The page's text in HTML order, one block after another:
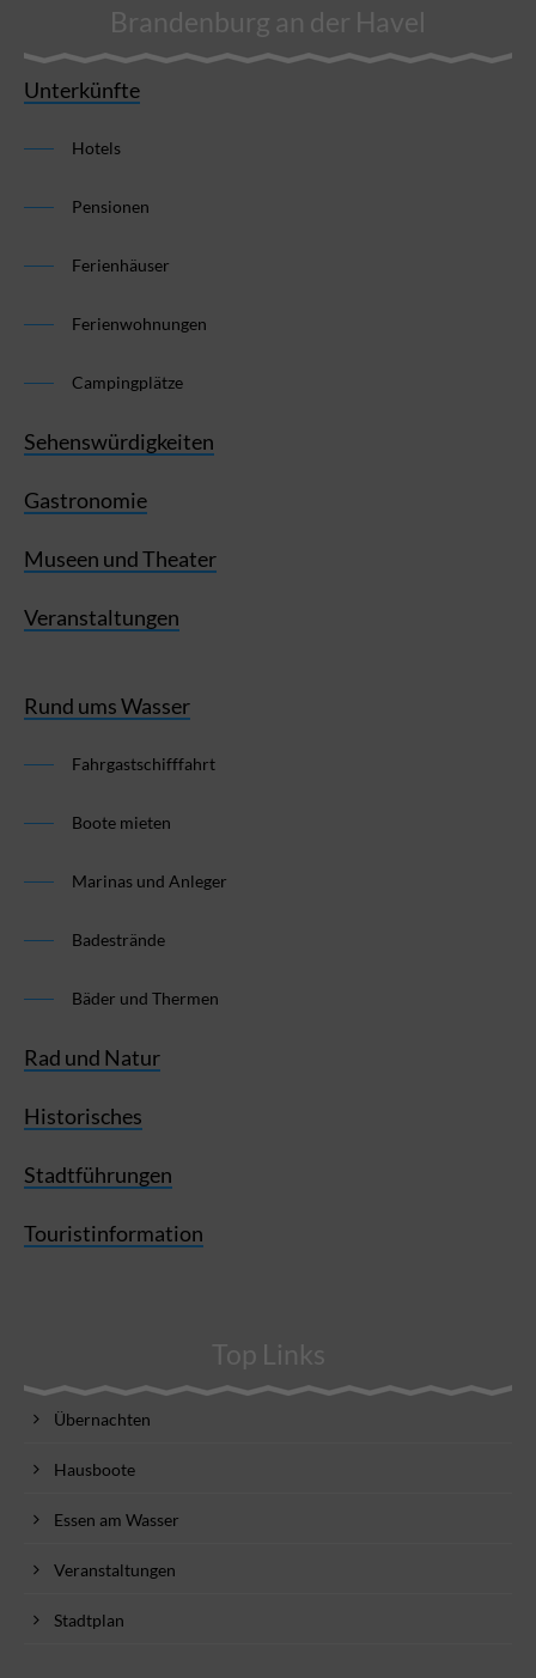
Brandenburg an der Havel
Unterkünfte
Hotels
Pensionen
Ferienhäuser
Ferienwohnungen
Campingplätze
Sehenswürdigkeiten
Gastronomie
Museen und Theater
Veranstaltungen
Rund ums Wasser
Fahrgastschifffahrt
Boote mieten
Marinas und Anleger
Badestrände
Bäder und Thermen
Rad und Natur
Historisches
Stadtführungen
Touristinformation
Top Links
Übernachten
Hausboote
Essen am Wasser
Veranstaltungen
Stadtplan